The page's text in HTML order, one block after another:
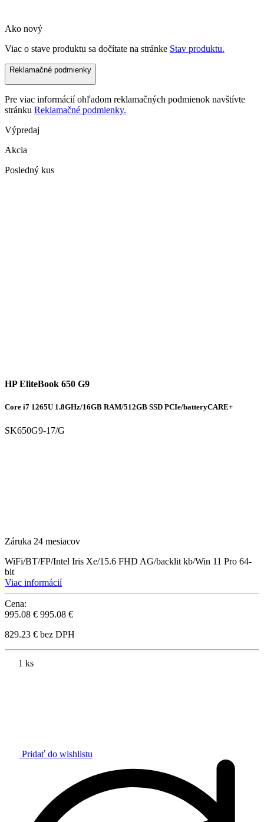
Ako nový
Viac o stave produktu sa dočítate na stránke Stav produktu.
Reklamačné podmienky
Pre viac informácií ohľadom reklamačných podmienok navštívte
stránku Reklamačné podmienky.
Výpredaj
Akcia
Posledný kus
HP EliteBook 650 G9
Core i7 1265U 1.8GHz/16GB RAM/512GB SSD PCIe/batteryCARE+
SK650G9-17/G
Záruka 24 mesiacov
WiFi/BT/FP/Intel Iris Xe/15.6 FHD AG/backlit kb/Win 11 Pro 64-
bit
Viac informácií
Cena:
995.08 € 995.08 €
829.23 € bez DPH
1 ks
Pridať do wishlistu